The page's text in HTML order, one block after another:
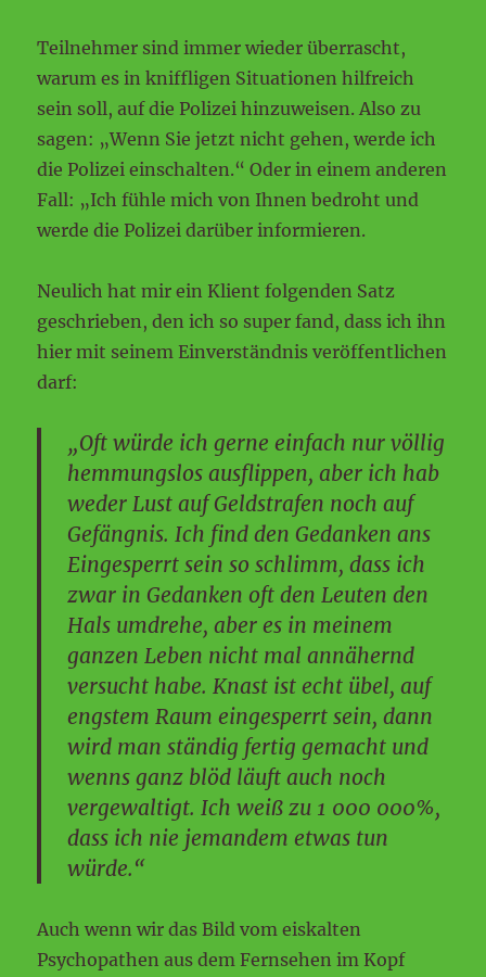
Teilnehmer sind immer wieder überrascht,
warum es in kniffligen Situationen hilfreich
sein soll, auf die Polizei hinzuweisen. Also zu
sagen: „Wenn Sie jetzt nicht gehen, werde ich
die Polizei einschalten.“ Oder in einem anderen
Fall: „Ich fühle mich von Ihnen bedroht und
werde die Polizei darüber informieren.
Neulich hat mir ein Klient folgenden Satz
geschrieben, den ich so super fand, dass ich ihn
hier mit seinem Einverständnis veröffentlichen
darf:
„Oft würde ich gerne einfach nur völlig
hemmungslos ausflippen, aber ich hab
weder Lust auf Geldstrafen noch auf
Gefängnis. Ich find den Gedanken ans
Eingesperrt sein so schlimm, dass ich
zwar in Gedanken oft den Leuten den
Hals umdrehe, aber es in meinem
ganzen Leben nicht mal annähernd
versucht habe. Knast ist echt übel, auf
engstem Raum eingesperrt sein, dann
wird man ständig fertig gemacht und
wenns ganz blöd läuft auch noch
vergewaltigt. Ich weiß zu 1 000 000%,
dass ich nie jemandem etwas tun
würde.“
Auch wenn wir das Bild vom eiskalten
Psychopathen aus dem Fernsehen im Kopf